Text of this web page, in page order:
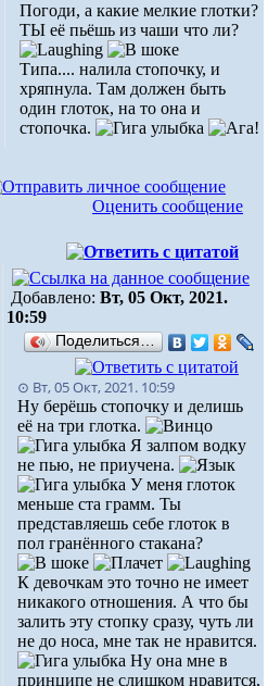
Погоди, а какие мелкие глотки?
ТЫ её пьёшь из чаши что ли?
Типа.... налила стопочку, и
хряпнула. Там должен быть
один глоток, на то она и
стопочка.
Оценить сообщение
Добавлено: Вт, 05 Окт, 2021.
10:59
Поделиться…
⊙ Вт, 05 Окт, 2021. 10:59
Ну берёшь стопочку и делишь
её на три глотка.
Я залпом водку
не пью, не приучена.
У меня глоток
меньше ста грамм. Ты
представляешь себе глоток в
пол гранённого стакана?
К девочкам это точно не имеет
никакого отношения. А что бы
залить эту стопку сразу, чуть ли
не до носа, мне так не нравится.
Ну она мне в
принципе не слишком нравится,